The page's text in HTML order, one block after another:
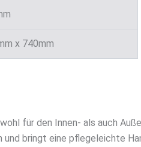
x 740mm
für den Innen- als auch
bringt eine pflegeleichte